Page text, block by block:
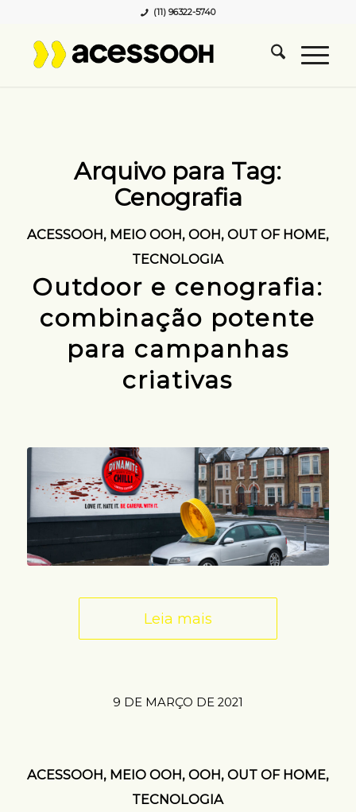
(11) 96322-5740
Arquivo para Tag:
Cenografia
ACESSOOH, MEIO OOH, OOH, OUT OF HOME,
TECNOLOGIA
Outdoor e cenografia:
combinação potente
para campanhas
criativas
Leia mais
9 DE MARÇO DE 2021
ACESSOOH, MEIO OOH, OOH, OUT OF HOME,
TECNOLOGIA